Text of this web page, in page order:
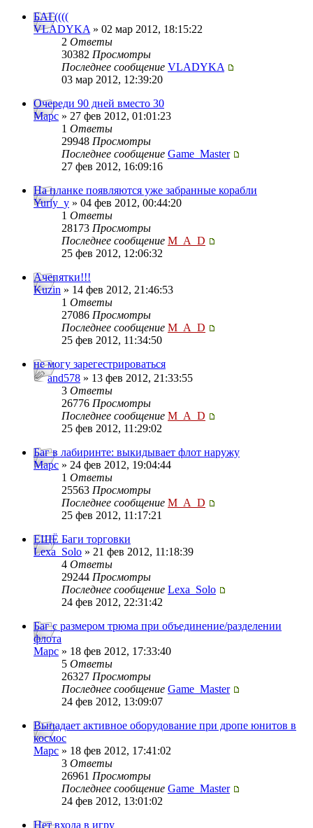
БАГ((((
VLADYKA » 02 мар 2012, 18:15:22
2 Ответы
30382 Просмотры
Последнее сообщение VLADYKA
03 мар 2012, 12:39:20
Очереди 90 дней вместо 30
Mapc » 27 фев 2012, 01:01:23
1 Ответы
29948 Просмотры
Последнее сообщение Game_Master
27 фев 2012, 16:09:16
На планке появляются уже забранные корабли
Yuriy_y » 04 фев 2012, 00:44:20
1 Ответы
28173 Просмотры
Последнее сообщение M_A_D
25 фев 2012, 12:06:32
Ачепятки!!!
Kuzin » 14 фев 2012, 21:46:53
1 Ответы
27086 Просмотры
Последнее сообщение M_A_D
25 фев 2012, 11:34:50
не могу зарегестрироваться
and578 » 13 фев 2012, 21:33:55
3 Ответы
26776 Просмотры
Последнее сообщение M_A_D
25 фев 2012, 11:29:02
Баг в лабиринте: выкидывает флот наружу
Mapc » 24 фев 2012, 19:04:44
1 Ответы
25563 Просмотры
Последнее сообщение M_A_D
25 фев 2012, 11:17:21
ЕЩЁ Баги торговки
Lexa_Solo » 21 фев 2012, 11:18:39
4 Ответы
29244 Просмотры
Последнее сообщение Lexa_Solo
24 фев 2012, 22:31:42
Баг с размером трюма при объединение/разделении
флота
Mapc » 18 фев 2012, 17:33:40
5 Ответы
26327 Просмотры
Последнее сообщение Game_Master
24 фев 2012, 13:09:07
Выпадает активное оборудование при дропе юнитов в
космос
Mapc » 18 фев 2012, 17:41:02
3 Ответы
26961 Просмотры
Последнее сообщение Game_Master
24 фев 2012, 13:01:02
Нет входа в игру